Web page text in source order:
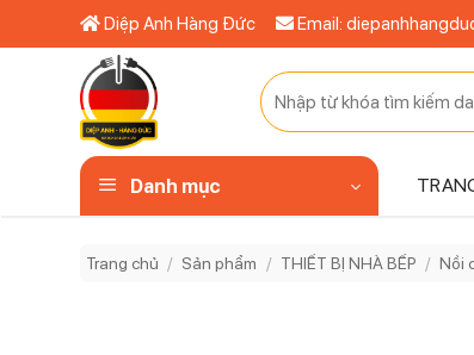
qua
Diệp Anh Hàng Đức Email:
Tìm
kiếm:
Danh mục
Trang chủ / Sản phẩm / THIẾT BỊ NHÀ BẾP / Nồi